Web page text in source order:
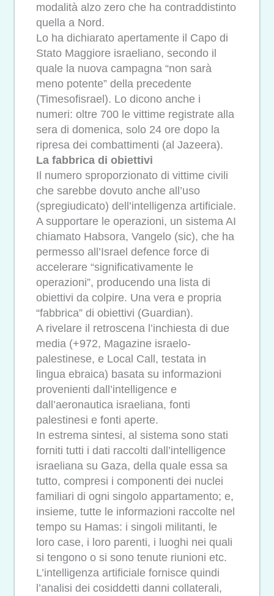
modalità alzo zero che ha contraddistinto
quella a Nord.
Lo ha dichiarato apertamente il Capo di
Stato Maggiore israeliano, secondo il
quale la nuova campagna “non sarà
meno potente” della precedente
(Timesofisrael). Lo dicono anche i
numeri: oltre 700 le vittime registrate alla
sera di domenica, solo 24 ore dopo la
ripresa dei combattimenti (al Jazeera).
La fabbrica di obiettivi
Il numero sproporzionato di vittime civili
che sarebbe dovuto anche all’uso
(spregiudicato) dell’intelligenza artificiale.
A supportare le operazioni, un sistema AI
chiamato Habsora, Vangelo (sic), che ha
permesso all’Israel defence force di
accelerare “significativamente le
operazioni”, producendo una lista di
obiettivi da colpire. Una vera e propria
“fabbrica” di obiettivi (Guardian).
A rivelare il retroscena l’inchiesta di due
media (+972, Magazine israelo-
palestinese, e Local Call, testata in
lingua ebraica) basata su informazioni
provenienti dall’intelligence e
dall’aeronautica israeliana, fonti
palestinesi e fonti aperte.
In estrema sintesi, al sistema sono stati
forniti tutti i dati raccolti dall’intelligence
israeliana su Gaza, della quale essa sa
tutto, compresi i componenti dei nuclei
familiari di ogni singolo appartamento; e,
insieme, tutte le informazioni raccolte nel
tempo su Hamas: i singoli militanti, le
loro case, i loro parenti, i luoghi nei quali
si tengono o si sono tenute riunioni etc.
L’intelligenza artificiale fornisce quindi
l’analisi dei cosiddetti danni collaterali,